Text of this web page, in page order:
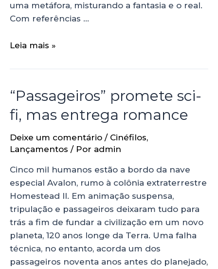
uma metáfora, misturando a fantasia e o real.
Com referências …
Leia mais »
“Passageiros” promete sci-
fi, mas entrega romance
Deixe um comentário / Cinéfilos,
Lançamentos / Por admin
Cinco mil humanos estão a bordo da nave
especial Avalon, rumo à colônia extraterrestre
Homestead II. Em animação suspensa,
tripulação e passageiros deixaram tudo para
trás a fim de fundar a civilização em um novo
planeta, 120 anos longe da Terra. Uma falha
técnica, no entanto, acorda um dos
passageiros noventa anos antes do planejado,